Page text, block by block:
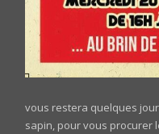
vous restera quelques
sapin, pour vous procurer